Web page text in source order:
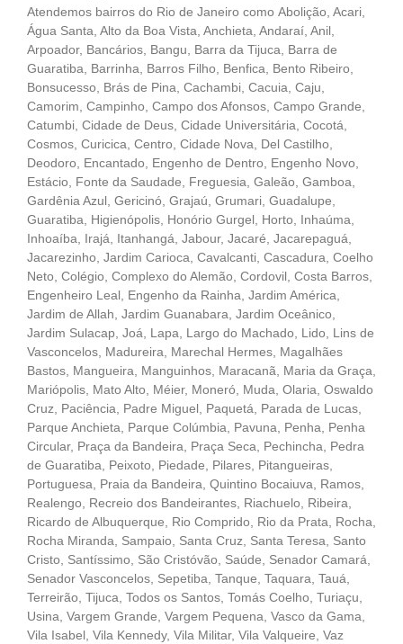
Atendemos bairros do Rio de Janeiro como Abolição, Acari,
Água Santa, Alto da Boa Vista, Anchieta, Andaraí, Anil,
Arpoador, Bancários, Bangu, Barra da Tijuca, Barra de
Guaratiba, Barrinha, Barros Filho, Benfica, Bento Ribeiro,
Bonsucesso, Brás de Pina, Cachambi, Cacuia, Caju,
Camorim, Campinho, Campo dos Afonsos, Campo Grande,
Catumbi, Cidade de Deus, Cidade Universitária, Cocotá,
Cosmos, Curicica, Centro, Cidade Nova, Del Castilho,
Deodoro, Encantado, Engenho de Dentro, Engenho Novo,
Estácio, Fonte da Saudade, Freguesia, Galeão, Gamboa,
Gardênia Azul, Gericinó, Grajaú, Grumari, Guadalupe,
Guaratiba, Higienópolis, Honório Gurgel, Horto, Inhaúma,
Inhoaíba, Irajá, Itanhangá, Jabour, Jacaré, Jacarepaguá,
Jacarezinho, Jardim Carioca, Cavalcanti, Cascadura, Coelho
Neto, Colégio, Complexo do Alemão, Cordovil, Costa Barros,
Engenheiro Leal, Engenho da Rainha, Jardim América,
Jardim de Allah, Jardim Guanabara, Jardim Oceânico,
Jardim Sulacap, Joá, Lapa, Largo do Machado, Lido, Lins de
Vasconcelos, Madureira, Marechal Hermes, Magalhães
Bastos, Mangueira, Manguinhos, Maracanã, Maria da Graça,
Mariópolis, Mato Alto, Méier, Moneró, Muda, Olaria, Oswaldo
Cruz, Paciência, Padre Miguel, Paquetá, Parada de Lucas,
Parque Anchieta, Parque Colúmbia, Pavuna, Penha, Penha
Circular, Praça da Bandeira, Praça Seca, Pechincha, Pedra
de Guaratiba, Peixoto, Piedade, Pilares, Pitangueiras,
Portuguesa, Praia da Bandeira, Quintino Bocaiuva, Ramos,
Realengo, Recreio dos Bandeirantes, Riachuelo, Ribeira,
Ricardo de Albuquerque, Rio Comprido, Rio da Prata, Rocha,
Rocha Miranda, Sampaio, Santa Cruz, Santa Teresa, Santo
Cristo, Santíssimo, São Cristóvão, Saúde, Senador Camará,
Senador Vasconcelos, Sepetiba, Tanque, Taquara, Tauá,
Terreirão, Tijuca, Todos os Santos, Tomás Coelho, Turiaçu,
Usina, Vargem Grande, Vargem Pequena, Vasco da Gama,
Vila Isabel, Vila Kennedy, Vila Militar, Vila Valqueire, Vaz